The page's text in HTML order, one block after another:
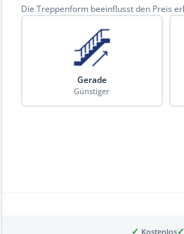
Die Treppenform beeinflusst den Preis
Gerade
Günstiger
✓ Kostenlos✓